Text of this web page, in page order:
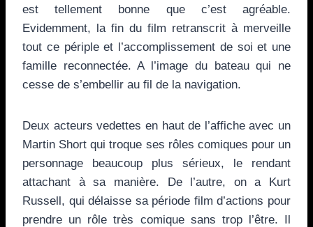
est tellement bonne que c’est agréable.
Evidemment, la fin du film retranscrit à merveille
tout ce périple et l’accomplissement de soi et une
famille reconnectée. A l’image du bateau qui ne
cesse de s’embellir au fil de la navigation.
Deux acteurs vedettes en haut de l’affiche avec un
Martin Short qui troque ses rôles comiques pour un
personnage beaucoup plus sérieux, le rendant
attachant à sa manière. De l’autre, on a Kurt
Russell, qui délaisse sa période film d’actions pour
prendre un rôle très comique sans trop l’être. Il